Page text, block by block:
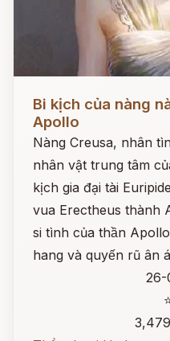
Bi kịch của nàng
Apollo
Nàng Creusa, nhân
nhân vật trung tâm
kịch gia đại tài
vua Erectheus thành
si tình của thần
hang và quyến rũ ân
26-